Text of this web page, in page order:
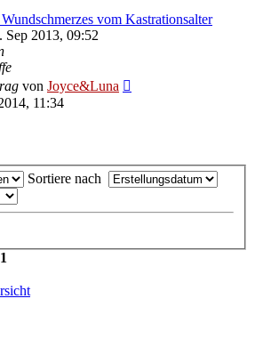
vom Kastrationsalter
Sep 2013, 09:52
von Joyce&Luna
11:34
Sortiere nach
1